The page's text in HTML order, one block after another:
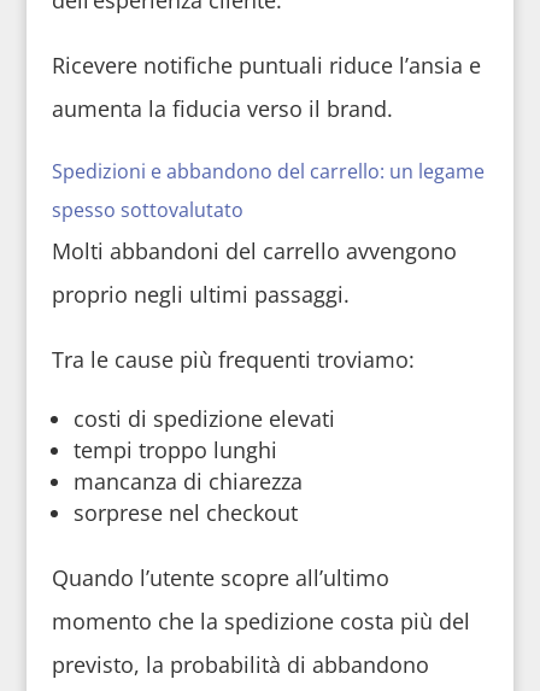
Ricevere notifiche puntuali riduce l’ansia e
aumenta la fiducia verso il brand.
Spedizioni e abbandono del carrello: un legame
spesso sottovalutato
Molti abbandoni del carrello avvengono
proprio negli ultimi passaggi.
Tra le cause più frequenti troviamo:
costi di spedizione elevati
tempi troppo lunghi
mancanza di chiarezza
sorprese nel checkout
Quando l’utente scopre all’ultimo
momento che la spedizione costa più del
previsto, la probabilità di abbandono